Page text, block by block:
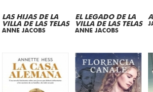
LAS HIJAS DE LA
VILLA DE LAS TELAS
ANNE JACOBS
EL LEGADO DE LA
VILLA DE LAS TELAS
ANNE JACOBS